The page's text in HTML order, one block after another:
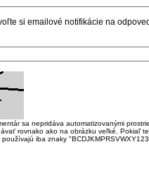
si emailové notifikácie na
sa nepridáva automatizovanými
rovnako ako na obrázku veľké. Pokiaľ
iba znaky